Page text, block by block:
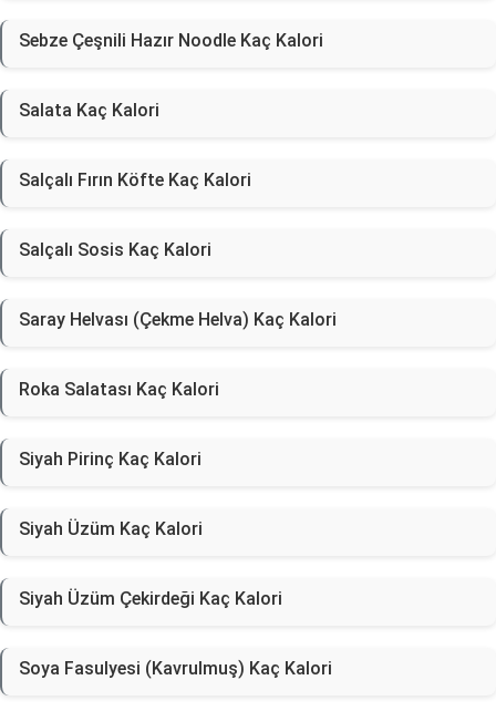
Sebze Çeşnili Hazır Noodle Kaç Kalori
Salata Kaç Kalori
Salçalı Fırın Köfte Kaç Kalori
Salçalı Sosis Kaç Kalori
Saray Helvası (Çekme Helva) Kaç Kalori
Roka Salatası Kaç Kalori
Siyah Pirinç Kaç Kalori
Siyah Üzüm Kaç Kalori
Siyah Üzüm Çekirdeği Kaç Kalori
Soya Fasulyesi (Kavrulmuş) Kaç Kalori